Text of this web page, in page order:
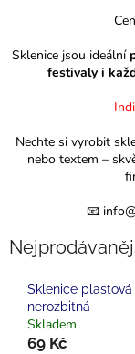
Sklenice jsou ideální
festivaly i
Nechte si vyrobit
nebo textem –
📧
Sklenice
nerozbitná
Skladem
69 Kč